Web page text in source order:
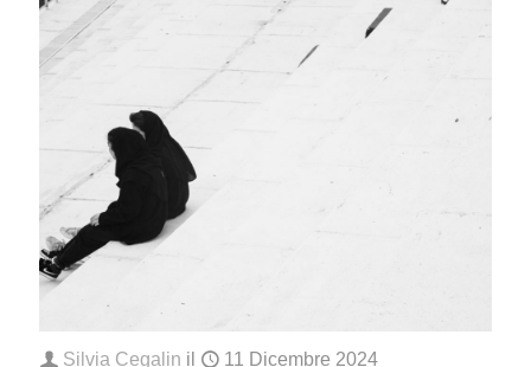
Silvia Cegalin il 11 Dicembre 2024